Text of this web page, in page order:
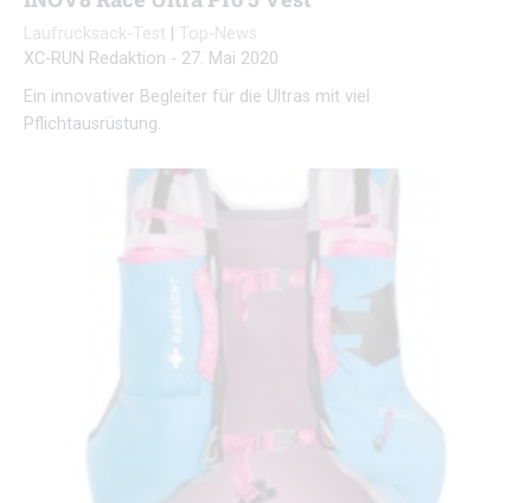
Laufrucksack-Test
Top-News
XC-RUN Redaktion - 27. Mai 2020
Ein innovativer Begleiter für die Ultras mit viel
Pflichtausrüstung.